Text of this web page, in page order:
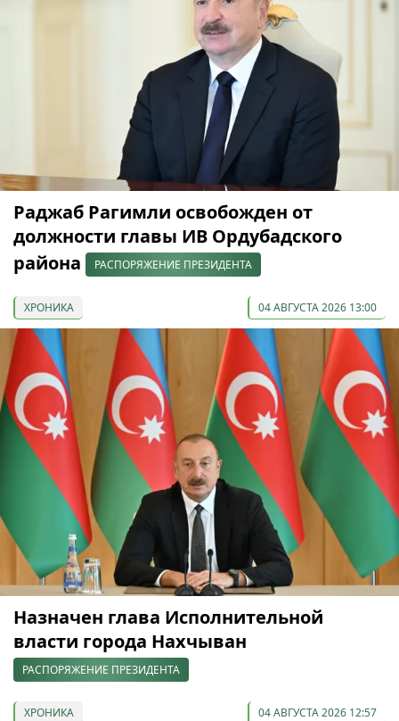
Раджаб Рагимли освобожден от
должности главы ИВ Ордубадского
района
РАСПОРЯЖЕНИЕ ПРЕЗИДЕНТА
ХРОНИКА 04 АВГУСТА 2026 13:00
Назначен глава Исполнительной
власти города Нахчыван
РАСПОРЯЖЕНИЕ ПРЕЗИДЕНТА
ХРОНИКА 04 АВГУСТА 2026 12:57